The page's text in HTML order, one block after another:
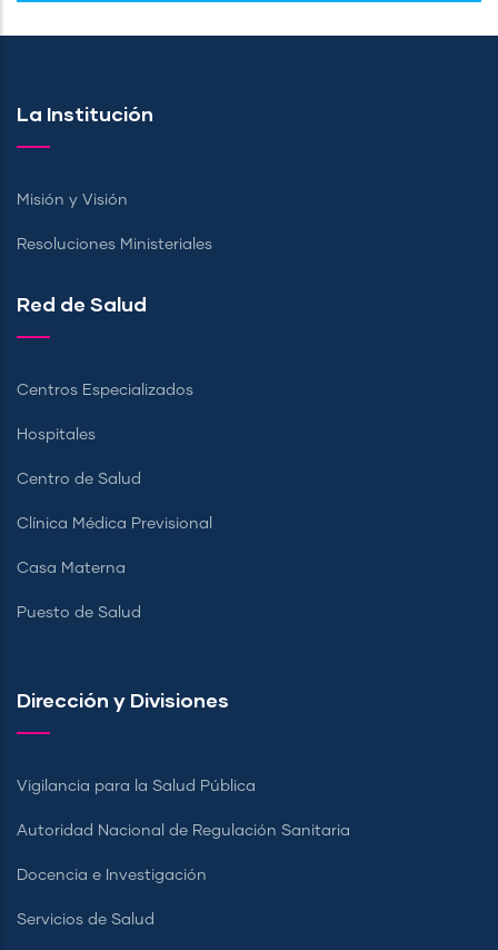
La Institución
Misión y Visión
Resoluciones Ministeriales
Red de Salud
Centros Especializados
Hospitales
Centro de Salud
Clínica Médica Previsional
Casa Materna
Puesto de Salud
Dirección y Divisiones
Vigilancia para la Salud Pública
Autoridad Nacional de Regulación Sanitaria
Docencia e Investigación
Servicios de Salud